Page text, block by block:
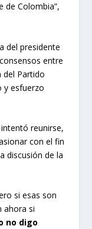
de Colombia”,
del presidente
entre
del Partido
y esfuerzo
reunirse,
con el fin
discusión de la
si esas son
ahora si
no digo